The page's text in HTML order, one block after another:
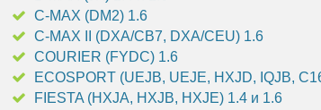
C-MAX (DM2) 1.6
C-MAX II (DXA/CB7, DXA/CEU) 1.6
COURIER (FYDC) 1.6
ECOSPORT (UEJB, UEJE, HXJD, IQJB,
FIESTA (HXJA, HXJB, HXJE) 1.4 и 1.6